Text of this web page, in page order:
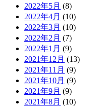
2022年5月 (8)
2022年4月 (10)
2022年3月 (10)
2022年2月 (7)
2022年1月 (9)
2021年12月 (13)
2021年11月 (9)
2021年10月 (9)
2021年9月 (9)
2021年8月 (10)